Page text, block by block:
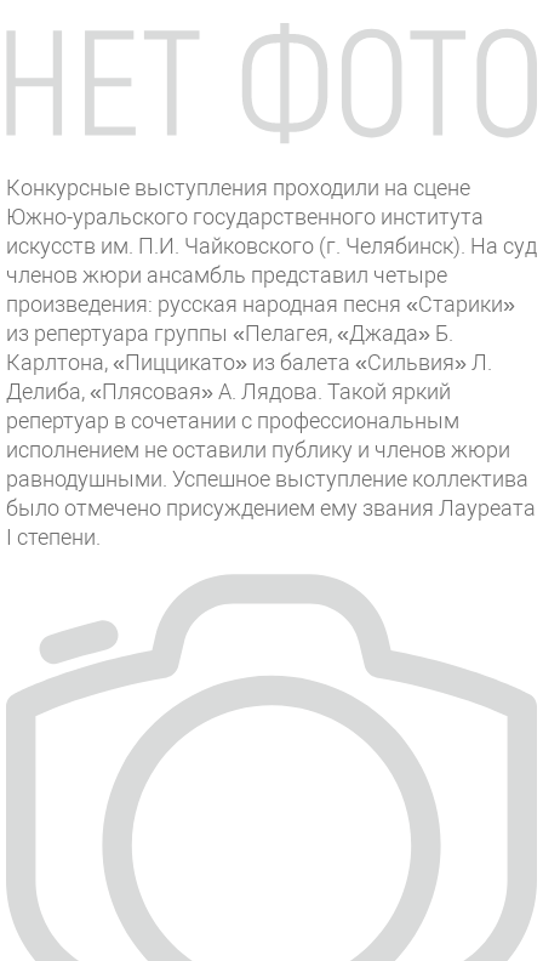
Конкурсные выступления проходили на сцене
Южно-уральского государственного института
искусств им. П.И. Чайковского (г. Челябинск). На суд
членов жюри ансамбль представил четыре
произведения: русская народная песня «Старики»
из репертуара группы «Пелагея, «Джада» Б.
Карлтона, «Пиццикато» из балета «Сильвия» Л.
Делиба, «Плясовая» А. Лядова. Такой яркий
репертуар в сочетании с профессиональным
исполнением не оставили публику и членов жюри
равнодушными. Успешное выступление коллектива
было отмечено присуждением ему звания Лауреата
I степени.